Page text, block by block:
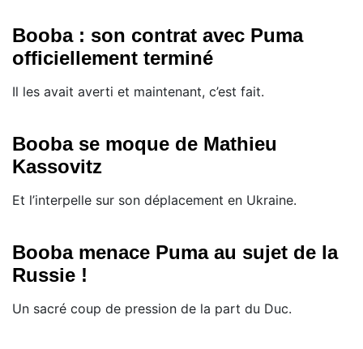
Booba : son contrat avec Puma
officiellement terminé
Il les avait averti et maintenant, c’est fait.
Booba se moque de Mathieu
Kassovitz
Et l’interpelle sur son déplacement en Ukraine.
Booba menace Puma au sujet de la
Russie !
Un sacré coup de pression de la part du Duc.